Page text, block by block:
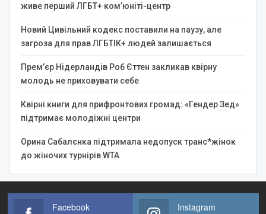
живе перший ЛГБТ+ ком’юніті-центр
Новий Цивільний кодекс поставили на паузу, але
загроза для прав ЛГБТІК+ людей залишається
Прем’єр Нідерландів Роб Єттен закликав квірну
молодь не приховувати себе
Квірні книги для прифронтових громад: «Гендер Зед»
підтримає молодіжні центри
Орина Сабалєнка підтримала недопуск транс*жінок
до жіночих турнірів WTA
Facebook Instagram